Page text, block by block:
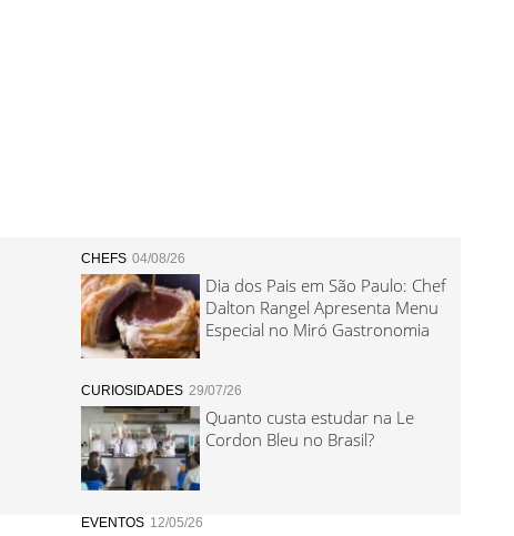
CHEFS 04/08/26
Dia dos Pais em São Paulo: Chef
Dalton Rangel Apresenta Menu
Especial no Miró Gastronomia
CURIOSIDADES 29/07/26
Quanto custa estudar na Le
Cordon Bleu no Brasil?
EVENTOS 12/05/26